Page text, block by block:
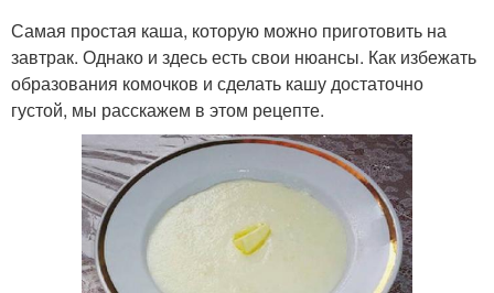
Самая простая каша, которую можно приготовить на
завтрак. Однако и здесь есть свои нюансы. Как избежать
образования комочков и сделать кашу достаточно
густой, мы расскажем в этом рецепте.